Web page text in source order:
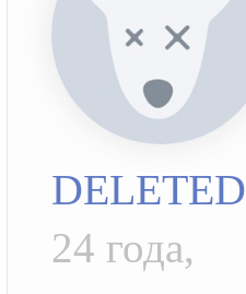
DELETED
24 года,